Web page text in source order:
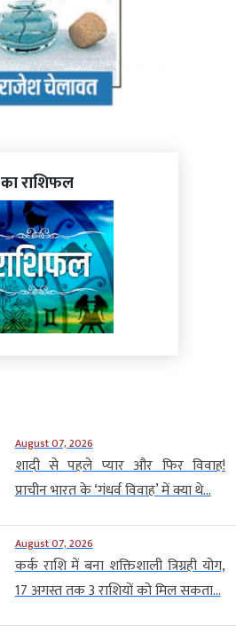
का राशिफल
August 07, 2026
शादी से पहले प्यार और फिर विवाह!
प्राचीन भारत के ‘गंधर्व विवाह’ में क्या थे...
August 07, 2026
कर्क राशि में बना शक्तिशाली त्रिग्रही योग,
17 अगस्त तक 3 राशियों को मिल सकता...